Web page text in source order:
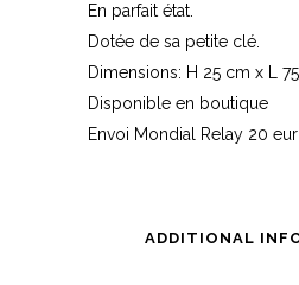
En parfait état.
Dotée de sa petite clé.
Dimensions: H 25 cm x L
Disponible en boutique
Envoi Mondial Relay 20
ADDITIONAL